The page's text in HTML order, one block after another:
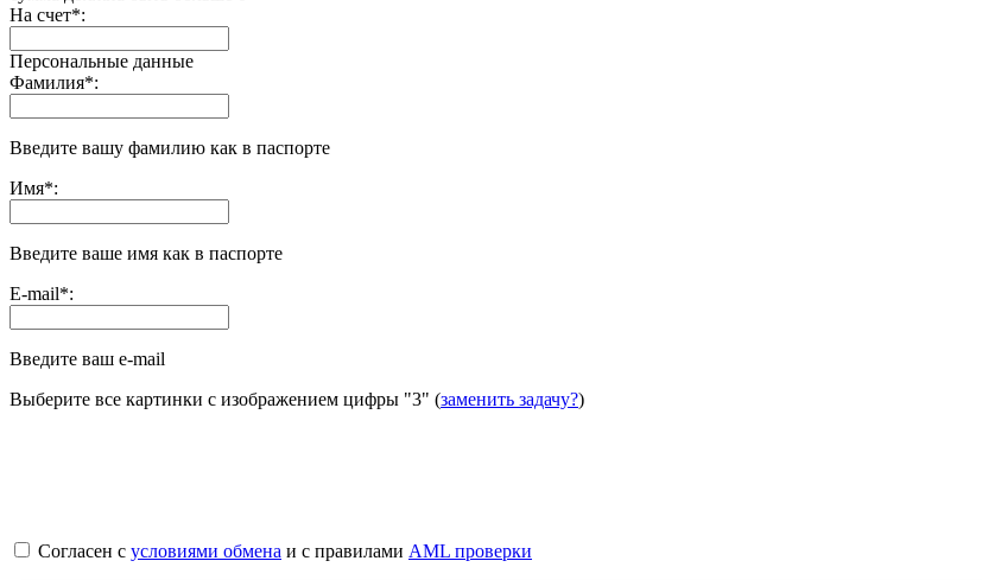
На счет*:
Персональные данные
Фамилия*:
Введите вашу фамилию как в паспорте
Имя*:
Введите ваше имя как в паспорте
E-mail*:
Введите ваш e-mail
Выберите все картинки с изображением цифры "3" (заменить задачу?)
Согласен с условиями обмена и с правилами AML проверки